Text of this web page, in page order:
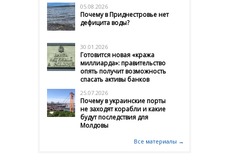
05.08.2026
Почему в Приднестровье нет
дефицита воды?
30.01.2026
Готовится новая «кража
миллиарда»: правительство
опять получит возможность
спасать активы банков
25.07.2026
Почему в украинские порты
не заходят корабли и какие
будут последствия для
Молдовы
Все материалы →